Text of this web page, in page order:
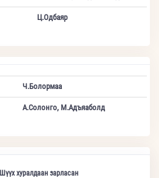
Ц.Одбаяр
Ч.Болормаа
А.Солонго, М.Адъяаболд
Шүүх хуралдаан зарласан